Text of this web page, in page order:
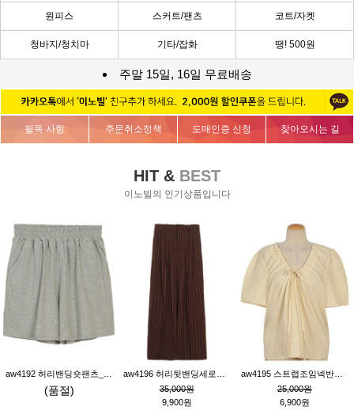
원피스 스커트/팬츠 코트/자켓
청바지/청치마 기타/잡화 땡! 500원
주말 15일, 16일 무료배송
필독 사항 주문취소정책 도매인증 신청 찾아오시는 길
HIT & BEST
이노빌의 인기상품입니다
(품절)
35,000원
9,900원
25,000원
6,900원